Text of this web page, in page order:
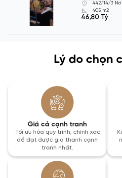
442/14/3
405 m2
46,80 Tỷ
Lý do chọn
Giá cả cạnh tranh
Tối ưu hóa quy trình, chính xác
để đạt được giá thành cạnh
tranh nhất.